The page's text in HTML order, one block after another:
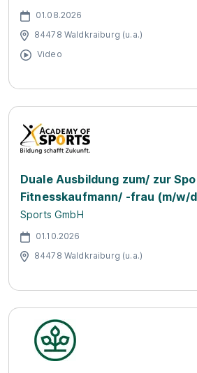
01.08.2026
84478 Waldkraiburg (u.a.)
Video
Duale Ausbildung zum/ zur
Fitnesskaufmann/ -frau (m/w/
Sports GmbH
01.10.2026
84478 Waldkraiburg (u.a.)